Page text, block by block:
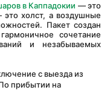
в Каппадокии — это
холст, а воздушные
Пакет создан
сочетание
и незабываемых
с выезда из
прибытии на